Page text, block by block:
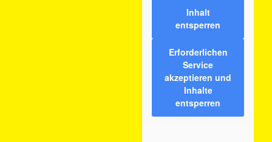
Inhalt
entsperren
Erforderlichen
Service
akzeptieren und
Inhalte
entsperren